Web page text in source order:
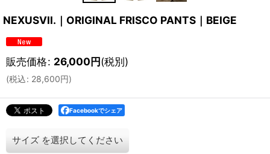
NEXUSVII.｜ORIGINAL FRISCO PANTS｜BEIGE
販売価格: 26,000円(税別)
(税込: 28,600円)
Facebookでシェア
サイズ を選択してください